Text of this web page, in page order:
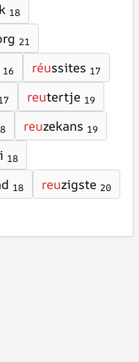
18
21
16 réussites 17
reutertje 19
reuzekans 19
18
18 reuzigste 20